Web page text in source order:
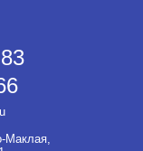
Маклая,